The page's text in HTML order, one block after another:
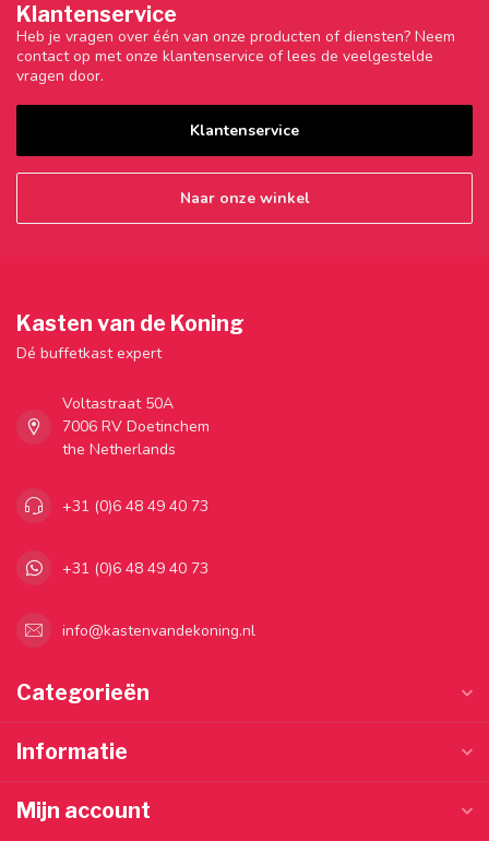
Klantenservice
Heb je vragen over één van onze producten of diensten? Neem
contact op met onze klantenservice of lees de veelgestelde
vragen door.
Klantenservice
Naar onze winkel
Kasten van de Koning
Dé buffetkast expert
Voltastraat 50A
7006 RV Doetinchem
the Netherlands
+31 (0)6 48 49 40 73
+31 (0)6 48 49 40 73
info@kastenvandekoning.nl
Categorieën
Informatie
Mijn account